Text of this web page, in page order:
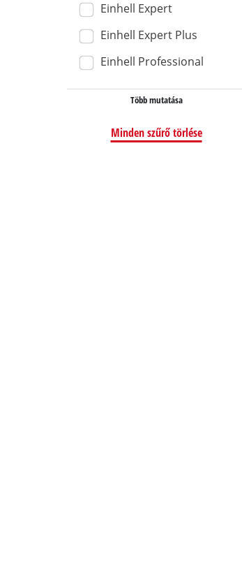
Einhell Expert
Einhell Expert Plus
Einhell Professional
Több mutatása
Minden szűrő törlése